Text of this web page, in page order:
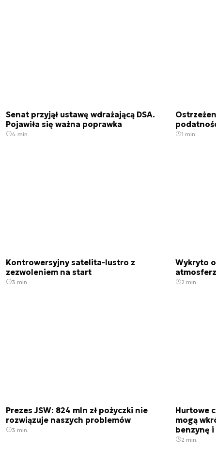
Senat przyjął ustawę wdrażającą DSA.
Pojawiła się ważna poprawka
4 min. 1 min.
Kontrowersyjny satelita-lustro z
zezwoleniem na start
3 min.
Wykryto
2 min.
Prezes JSW: 824 mln zł pożyczki nie
rozwiązuje naszych problemów
3 min.
Hurtowe
mogą
benzynę i
2 min.